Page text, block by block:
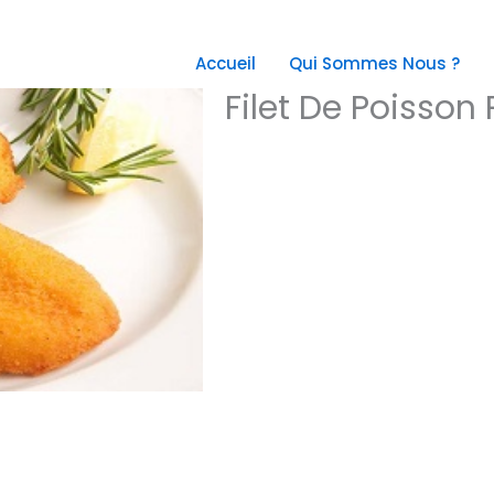
Accueil Qui Sommes Nous ?
Filet De Poisson